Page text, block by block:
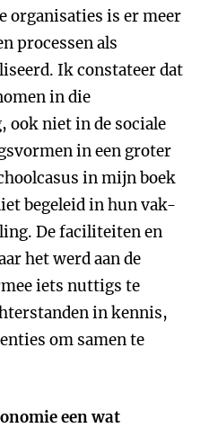
organisaties is er meer
processen als
Ik constateer dat
in die
niet in de sociale
in een groter
in mijn boek
begeleid in hun vak-
De faciliteiten en
het werd aan de
iets nuttigs te
in kennis,
om samen te
een wat